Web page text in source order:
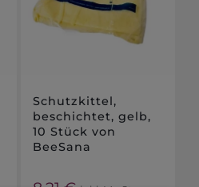
Schutzkittel,
beschichtet, gelb,
10 Stück von
BeeSana